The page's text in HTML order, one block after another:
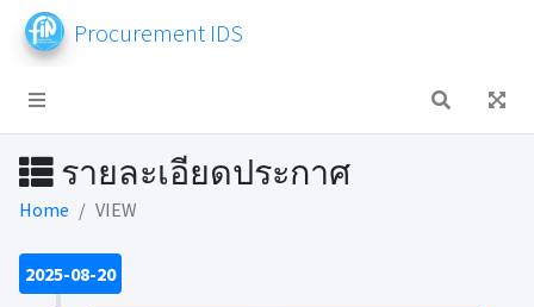
Procurement IDS
รายละเอียดประกาศ
Home VIEW
2025-08-20